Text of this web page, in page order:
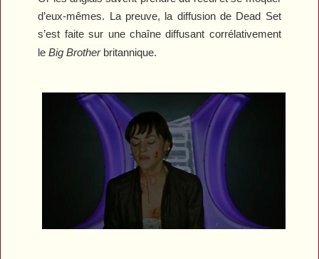
d’eux-mêmes. La preuve, la diffusion de Dead Set
s’est faite sur une chaîne diffusant corrélativement
leBig Brotherbritannique.